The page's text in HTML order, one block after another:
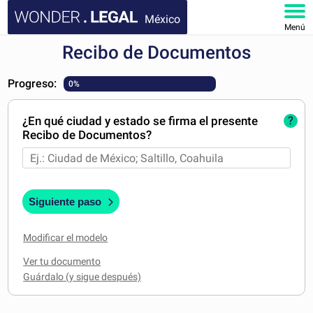
México
Menú
DOCUMENTOS
FAQ
MI CUENTA
Recibo de Documentos
Progreso: 0%
¿En qué ciudad y estado se firma el presente
Recibo de Documentos?
?
Siguiente paso
Modificar el modelo
Ver tu documento